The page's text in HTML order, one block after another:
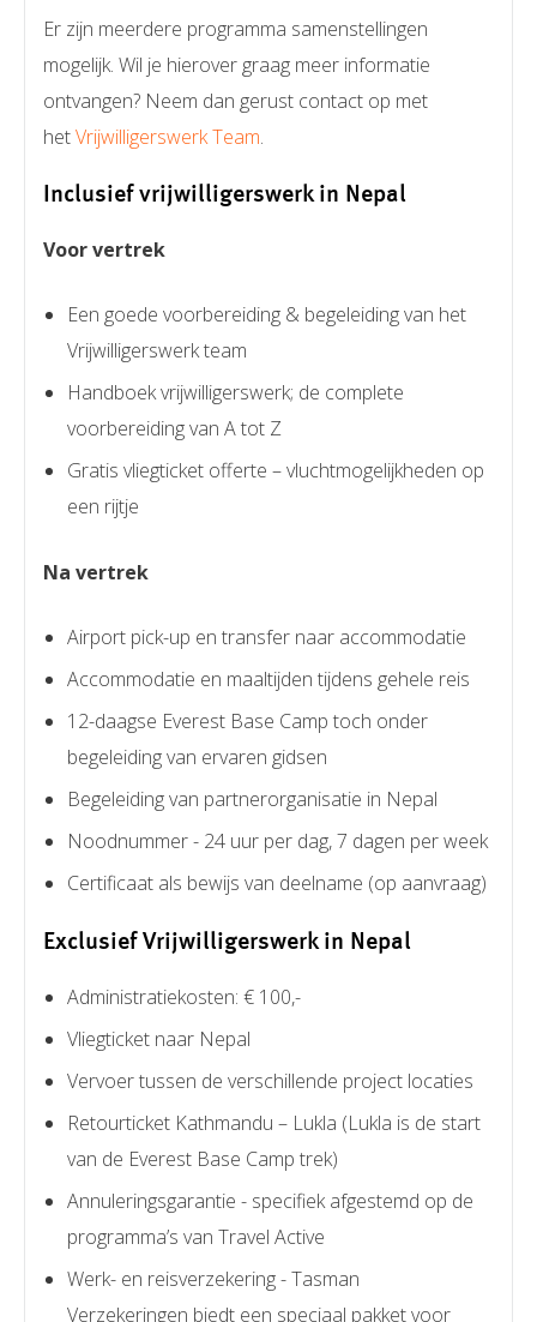
Er zijn meerdere programma samenstellingen
mogelijk. Wil je hierover graag meer informatie
ontvangen? Neem dan gerust contact op met
hetVrijwilligerswerk Team.
Inclusief vrijwilligerswerk in Nepal
Voor vertrek
Een goede voorbereiding & begeleiding van het
Vrijwilligerswerk team
Handboek vrijwilligerswerk; de complete
voorbereiding van A tot Z
Gratis vliegticket offerte – vluchtmogelijkheden op
een rijtje
Na vertrek
Airport pick-up en transfer naar accommodatie
Accommodatie en maaltijden tijdens gehele reis
12-daagse Everest Base Camp toch onder
begeleiding van ervaren gidsen
Begeleiding van partnerorganisatie in Nepal
Noodnummer - 24 uur per dag, 7 dagen per week
Certificaat als bewijs van deelname (op aanvraag)
Exclusief Vrijwilligerswerk in Nepal
Administratiekosten: € 100,-
Vliegticket naar Nepal
Vervoer tussen de verschillende project locaties
Retourticket Kathmandu – Lukla (Lukla is de start
van de Everest Base Camp trek)
Annuleringsgarantie - specifiek afgestemd op de
programma’s van Travel Active
Werk- en reisverzekering - Tasman
Verzekeringen biedt een speciaal pakket voor